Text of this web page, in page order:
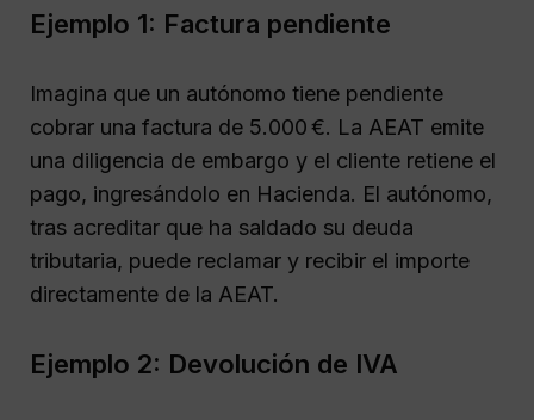
Ejemplo 1: Factura pendiente
Imagina que un autónomo tiene pendiente
cobrar una factura de 5.000 €. La AEAT emite
una diligencia de embargo y el cliente retiene el
pago, ingresándolo en Hacienda. El autónomo,
tras acreditar que ha saldado su deuda
tributaria, puede reclamar y recibir el importe
directamente de la AEAT.
Ejemplo 2: Devolución de IVA